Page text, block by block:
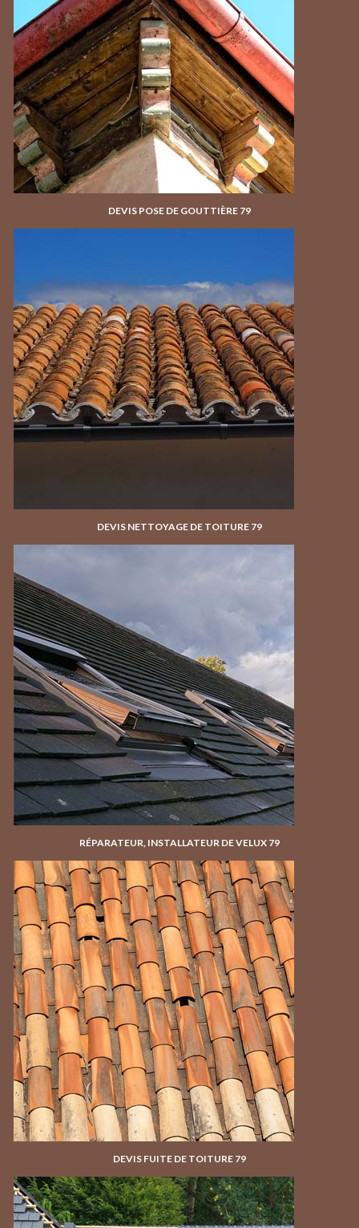
DEVIS POSE DE GOUTTIÈRE 79
DEVIS NETTOYAGE DE TOITURE 79
RÉPARATEUR, INSTALLATEUR DE VELUX 79
DEVIS FUITE DE TOITURE 79